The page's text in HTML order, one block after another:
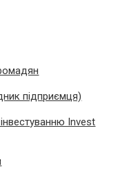
підприємця)
Invest